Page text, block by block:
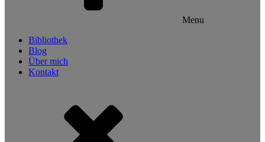
Menu
Bibliothek
Blog
Über mich
Kontakt